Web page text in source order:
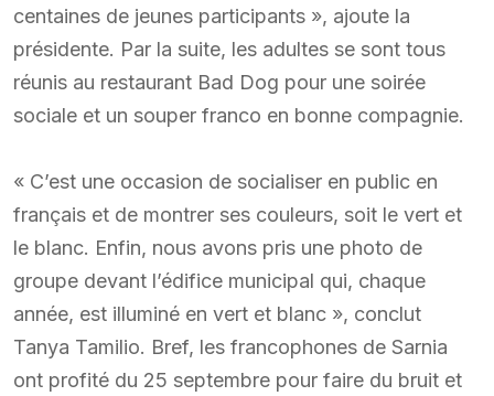
centaines de jeunes participants », ajoute la
présidente. Par la suite, les adultes se sont tous
réunis au restaurant Bad Dog pour une soirée
sociale et un souper franco en bonne compagnie.
« C’est une occasion de socialiser en public en
français et de montrer ses couleurs, soit le vert et
le blanc. Enfin, nous avons pris une photo de
groupe devant l’édifice municipal qui, chaque
année, est illuminé en vert et blanc », conclut
Tanya Tamilio. Bref, les francophones de Sarnia
ont profité du 25 septembre pour faire du bruit et